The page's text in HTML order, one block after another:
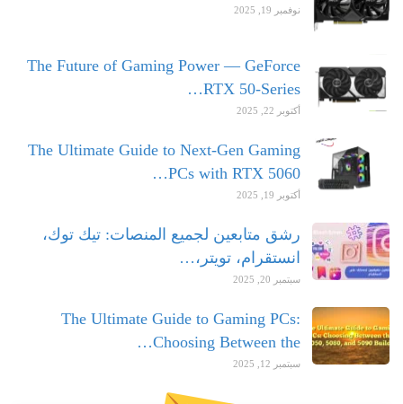
نوفمبر 19, 2025
The Future of Gaming Power — GeForce
RTX 50-Series…
أكتوبر 22, 2025
The Ultimate Guide to Next-Gen Gaming
PCs with RTX 5060…
أكتوبر 19, 2025
رشق متابعين لجميع المنصات: تيك توك،
انستقرام، تويتر،…
سبتمبر 20, 2025
The Ultimate Guide to Gaming PCs:
Choosing Between the…
سبتمبر 12, 2025